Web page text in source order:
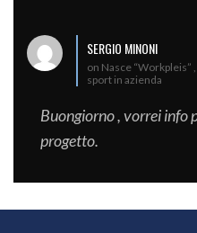
SERGIO MINONI
on Nasce
sport in azienda
Buongiorno , vorrei info
progetto.